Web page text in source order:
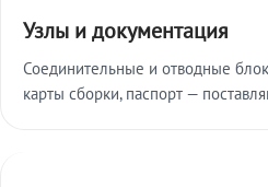
Узлы и документация
Соединительные и отводные
карты сборки, паспорт —